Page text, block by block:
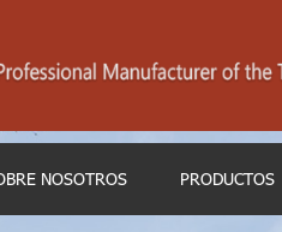
NOSOTROS PRODUCTOS